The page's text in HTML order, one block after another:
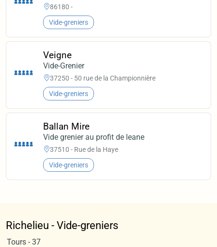
86180 -
Vide-greniers
Veigne
Vide-Grenier
37250 - 50 rue de la Championnière
Vide-greniers
Ballan Mire
Vide grenier au profit de leane
37510 - Rue de la Haye
Vide-greniers
Richelieu - Vide-greniers
Tours - 37